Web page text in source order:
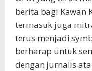
berita bagi Kawan
termasuk juga
terus menjadi
berharap untuk
dengan jurnalis